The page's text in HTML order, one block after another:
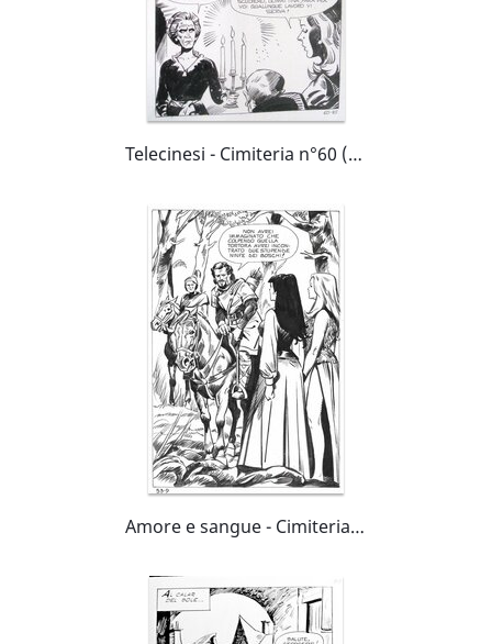
Telecinesi - Cimiteria n°60 (Edifumetto)
Amore e sangue - Cimiteria n°53 planche 9